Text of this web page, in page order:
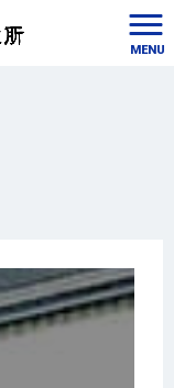
MENU